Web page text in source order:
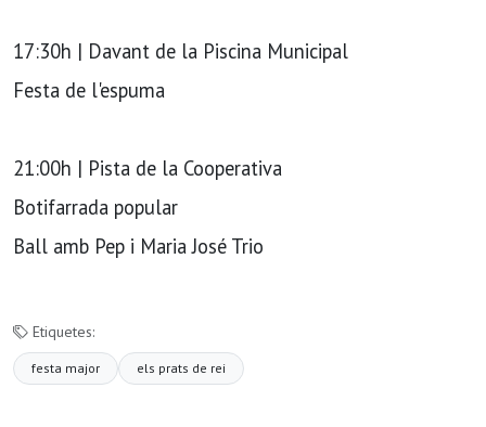
17:30h | Davant de la Piscina Municipal
Festa de l'espuma
21:00h | Pista de la Cooperativa
Botifarrada popular
Ball amb Pep i Maria José Trio
Etiquetes:
festa major els prats de rei